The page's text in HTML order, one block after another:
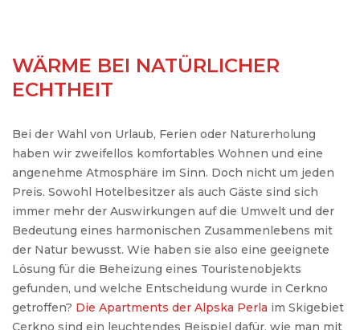
WÄRME BEI NATÜRLICHER
ECHTHEIT
Bei der Wahl von Urlaub, Ferien oder Naturerholung
haben wir zweifellos komfortables Wohnen und eine
angenehme Atmosphäre im Sinn. Doch nicht um jeden
Preis. Sowohl Hotelbesitzer als auch Gäste sind sich
immer mehr der Auswirkungen auf die Umwelt und der
Bedeutung eines harmonischen Zusammenlebens mit
der Natur bewusst. Wie haben sie also eine geeignete
Lösung für die Beheizung eines Touristenobjekts
gefunden, und welche Entscheidung wurde in Cerkno
getroffen? Die Apartments der Alpska Perla im Skigebiet
Cerkno sind ein leuchtendes Beispiel dafür, wie man mit